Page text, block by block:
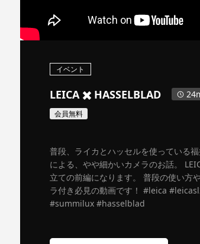
イベント
LEICA ✖️ HASSELBLAD
会員無料
普段、ライカとハッセルを使っている
による、やや細かいカメラのお話。
立ての前編になります。 普段の使い方
ラ付き必見の動画です！ #leica
#summilux #hasselblad